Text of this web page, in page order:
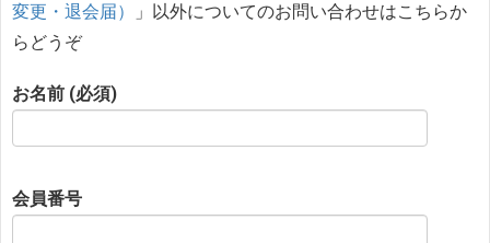
変更・退会届）
」以外についてのお問い合わせはこちらか
らどうぞ
お名前 (必須)
会員番号